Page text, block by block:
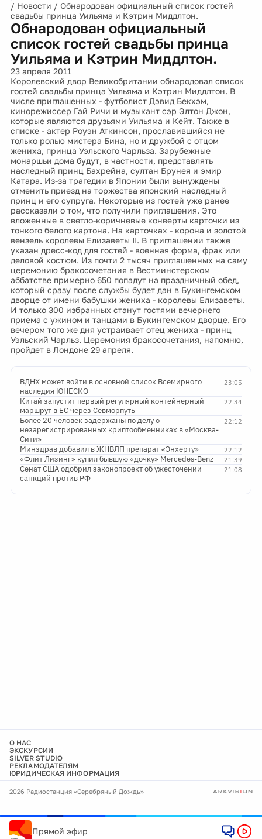
/ Новости / Обнародован официальный список гостей
свадьбы принца Уильяма и Кэтрин Миддлтон.
Обнародован официальный
список гостей свадьбы принца
Уильяма и Кэтрин Миддлтон.
23 апреля 2011
Королевский двор Великобритании обнародовал список
гостей свадьбы принца Уильяма и Кэтрин Миддлтон. В
числе приглашенных - футболист Дэвид Бекхэм,
кинорежиссер Гай Ричи и музыкант сэр Элтон Джон,
которые являются друзьями Уильяма и Кейт. Также в
списке - актер Роуэн Аткинсон, прославившийся не
только ролью мистера Бина, но и дружбой с отцом
жениха, принца Уэльского Чарльза. Зарубежные
монаршьи дома будут, в частности, представлять
наследный принц Бахрейна, султан Брунея и эмир
Катара. Из-за трагедии в Японии были вынуждены
отменить приезд на торжества японский наследный
принц и его супруга. Некоторые из гостей уже ранее
рассказали о том, что получили приглашения. Это
вложенные в светло-коричневые конверты карточки из
тонкого белого картона. На карточках - корона и золотой
вензель королевы Елизаветы II. В приглашении также
указан дресс-код для гостей - военная форма, фрак или
деловой костюм. Из почти 2 тысяч приглашенных на саму
церемонию бракосочетания в Вестминстерском
аббатстве примерно 650 попадут на праздничный обед,
который сразу после службы будет дан в Букингемском
дворце от имени бабушки жениха - королевы Елизаветы.
И только 300 избранных станут гостями вечернего
приема с ужином и танцами в Букингемском дворце. Его
вечером того же дня устраивает отец жениха - принц
Уэльский Чарльз. Церемония бракосочетания, напомню,
пройдет в Лондоне 29 апреля.
23:05
ВДНХ может войти в основной список Всемирного
наследия ЮНЕСКО
22:34
Китай запустит первый регулярный контейнерный
маршрут в ЕС через Севморпуть
22:12
Более 20 человек задержаны по делу о
незарегистрированных криптообменниках в «Москва-
Сити»
22:12
Минздрав добавил в ЖНВЛП препарат «Энхерту»
21:39
«Флит Лизинг» купил бывшую «дочку» Mercedes-Benz
21:08
Сенат США одобрил законопроект об ужесточении
санкций против РФ
О НАС
ЭКСКУРСИИ
SILVER STUDIO
РЕКЛАМОДАТЕЛЯМ
ЮРИДИЧЕСКАЯ ИНФОРМАЦИЯ
2026 Радиостанция «Серебряный Дождь»
Прямой эфир